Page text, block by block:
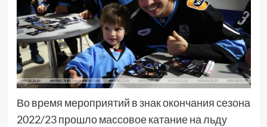
Во время мероприятий в знак окончания сезона
2022/23 прошло массовое катание на льду